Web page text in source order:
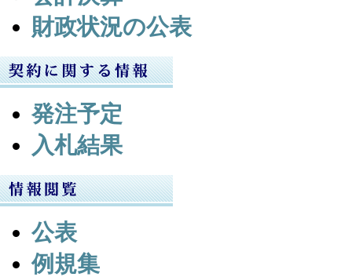
財政状況の公表
発注予定
入札結果
公表
例規集